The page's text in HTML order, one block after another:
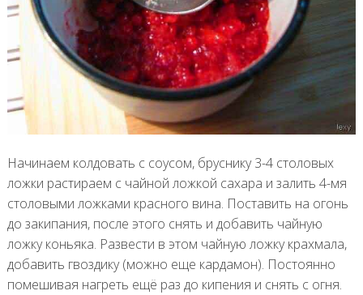
Начинаем колдовать с соусом, бруснику 3-4 столовых
ложки растираем с чайной ложкой сахара и залить 4-мя
столовыми ложками красного вина. Поставить на огонь
до закипания, после этого снять и добавить чайную
ложку коньяка. Развести в этом чайную ложку крахмала,
добавить гвоздику (можно еще кардамон). Постоянно
помешивая нагреть ещё раз до кипения и снять с огня.